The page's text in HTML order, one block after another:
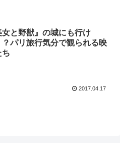
女と野獣』の城にも行け
？パリ旅行気分で観られる映
ち
2017.04.17